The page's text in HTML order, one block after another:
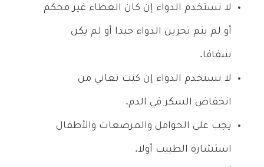
لا تستخدم الدواء إن كان الغطاء غير محكم
أو لم يتم تخزين الدواء جيدا أو لم يكن
شفافا.
لا تستخدم الدواء إن كنت تعاني من
انخفاض السكر في الدم.
يجب على الحوامل والمرضعات والأطفال
استشارة الطبيب أولا.